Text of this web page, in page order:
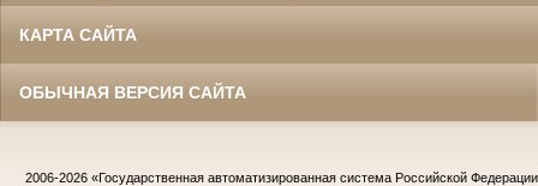
КАРТА САЙТА
ОБЫЧНАЯ ВЕРСИЯ САЙТА
2006-2026 «Государственная автоматизированная система Российской